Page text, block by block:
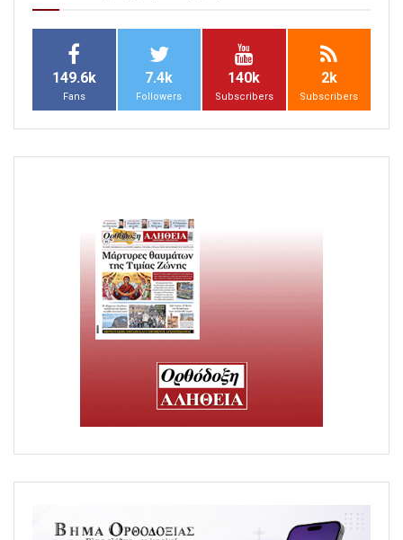
149.6k
Fans
7.4k
Followers
140k
Subscribers
2k
Subscribers